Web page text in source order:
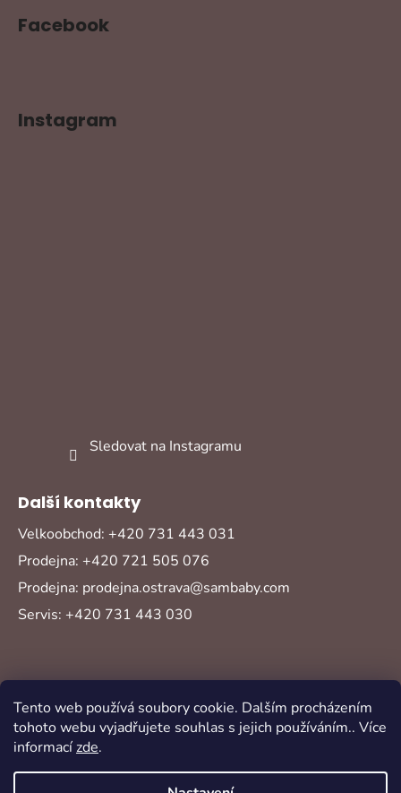
Tento web používá soubory cookie. Dalším procházením
tohoto webu vyjadřujete souhlas s jejich používáním.. Více
informacízde.
Facebook
Instagram
Sledovat na Instagramu
Další kontakty
Velkoobchod: +420 731 443 031
Prodejna: +420 721 505 076
Prodejna: prodejna.ostrava@sambaby.com
Servis: +420 731 443 030
Vytvořil Shoptet
Copyright 2026Sambaby